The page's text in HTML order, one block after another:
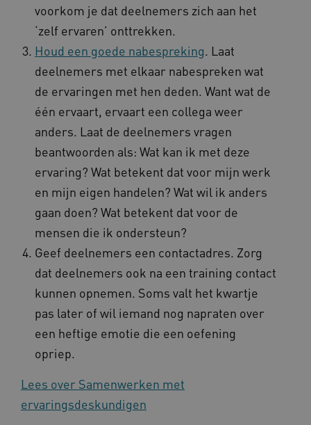
voorkom je dat deelnemers zich aan het
‘zelf ervaren’ onttrekken.
Houd een goede nabespreking. Laat
deelnemers met elkaar nabespreken wat
de ervaringen met hen deden. Want wat de
één ervaart, ervaart een collega weer
anders. Laat de deelnemers vragen
beantwoorden als: Wat kan ik met deze
ervaring? Wat betekent dat voor mijn werk
en mijn eigen handelen? Wat wil ik anders
gaan doen? Wat betekent dat voor de
mensen die ik ondersteun?
​Geef deelnemers een contactadres. Zorg
dat deelnemers ook na een training contact
kunnen opnemen. Soms valt het kwartje
pas later of wil iemand nog napraten over
een heftige emotie die een oefening
opriep.
Lees over Samenwerken met
ervaringsdeskundigen
Naam Provider/Domein
_ga
Google LLC
.kennispleingehandicaptensector.nl
Naam Provider/ Domein
FPID
.kennispleingehandicaptensector.nl
BCSessionID www.kennispleingehandicaptensector.nl